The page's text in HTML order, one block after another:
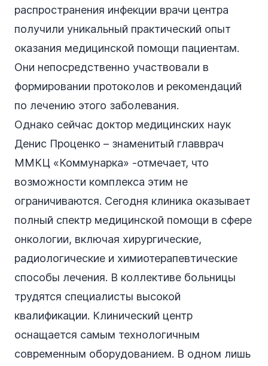
распространения инфекции врачи центра
получили уникальный практический опыт
оказания медицинской помощи пациентам.
Они непосредственно участвовали в
формировании протоколов и рекомендаций
по лечению этого заболевания.
Однако сейчас доктор медицинских наук
Денис Проценко – знаменитый главврач
ММКЦ «Коммунарка» -отмечает, что
возможности комплекса этим не
ограничиваются. Сегодня клиника оказывает
полный спектр медицинской помощи в сфере
онкологии, включая хирургические,
радиологические и химиотерапевтические
способы лечения. В коллективе больницы
трудятся специалисты высокой
квалификации. Клинический центр
оснащается самым технологичным
современным оборудованием. В одном лишь